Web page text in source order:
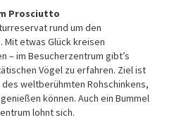
Prosciutto
rund um den
Mit etwas Glück kreisen
– im Besucherzentrum gibt’s
Vögel zu erfahren. Ziel ist
des weltberühmten Rohschinkens,
können. Auch ein Bummel
lohnt sich.